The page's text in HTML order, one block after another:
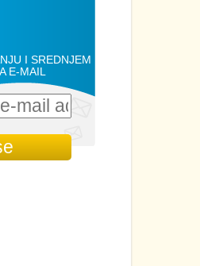
I SREDNJEM
E-MAIL